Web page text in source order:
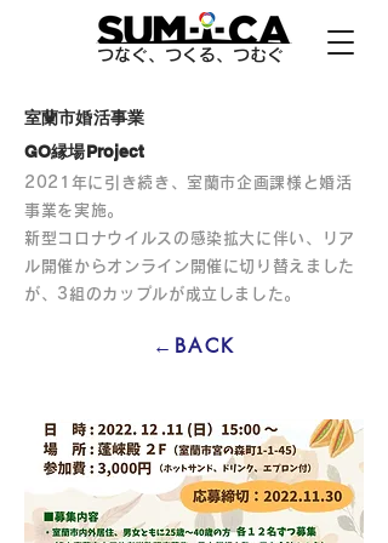
つなぐ、つくる、つむぐ
室蘭市婚活事業
GO縁場Project
2021年に引き続き、室蘭市企画課様と婚活
事業を実施。
新型コロナウイルスの感染拡大に伴い、リア
ル開催からオンライン開催に切り替えました
が、3組のカップルが成立しました。
←BACK